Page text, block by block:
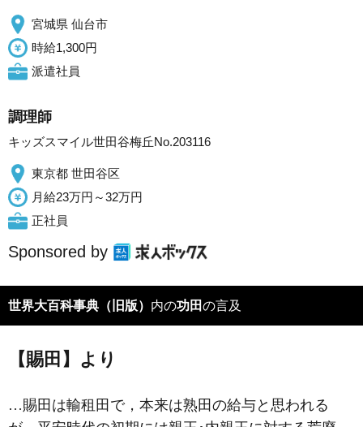
宮城県 仙台市
時給1,300円
派遣社員
調理師
キッズスマイル世田谷梅丘No.203116
東京都 世田谷区
月給23万円～32万円
正社員
Sponsored by
世界大百科事典（旧版） 内の功田の言及
【賜田】より
…賜田は輸租田で，本来は熟田の給与と思われる